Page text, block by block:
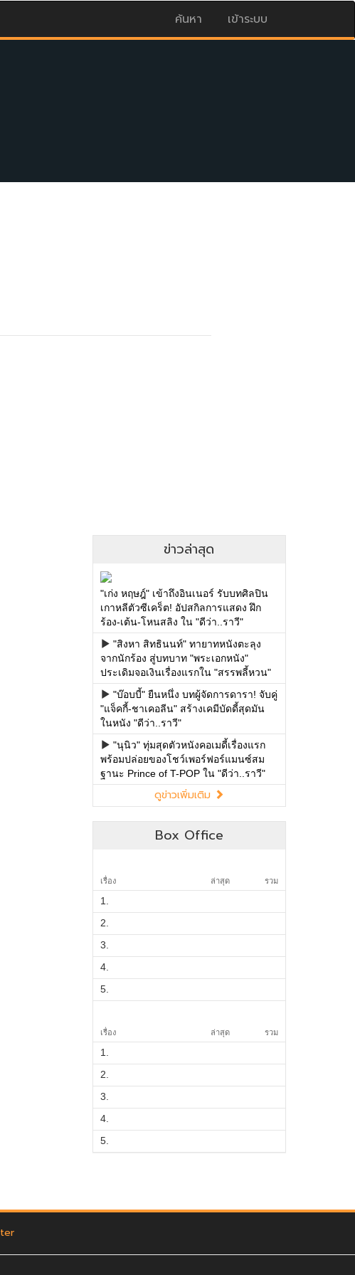
ค้นหา เข้าระบบ
ข่าวล่าสุด
"เก่ง หฤษฎ์" เข้าถึงอินเนอร์ รับบทศิลปิน
เกาหลีตัวซีเคร็ต! อัปสกิลการแสดง ฝึก
ร้อง-เต้น-โหนสลิง ใน "ดีว่า..ราวี"
"สิงหา สิทธินนท์" ทายาทหนังตะลุง
จากนักร้อง สู่บทบาท "พระเอกหนัง"
ประเดิมจอเงินเรื่องแรกใน "สรรพลี้หวน"
"บ๊อบบี้" ยืนหนึ่ง บทผู้จัดการดารา! จับคู่
"แจ็คกี้-ชาเคอลีน" สร้างเคมีบัดดี้สุดมัน
ในหนัง "ดีว่า..ราวี"
"นุนิว" ทุ่มสุดตัวหนังคอเมดี้เรื่องแรก
พร้อมปล่อยของโชว์เพอร์ฟอร์แมนซ์สม
ฐานะ Prince of T-POP ใน "ดีว่า..ราวี"
ดูข่าวเพิ่มเติม
Box Office
เรื่อง ล่าสุด รวม
1.
2.
3.
4.
5.
เรื่อง ล่าสุด รวม
1.
2.
3.
4.
5.